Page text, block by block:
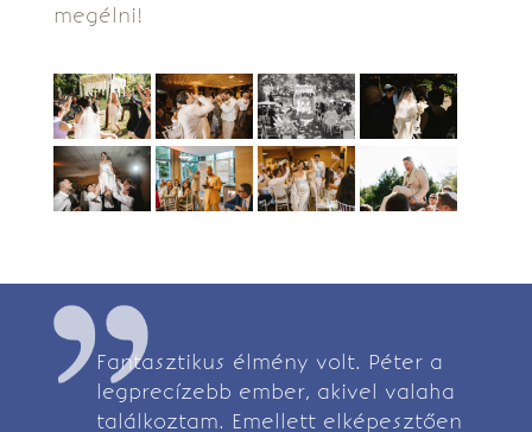
megélni!
Fantasztikus élmény volt. Péter a
legprecízebb ember, akivel valaha
találkoztam. Emellett elképesztően